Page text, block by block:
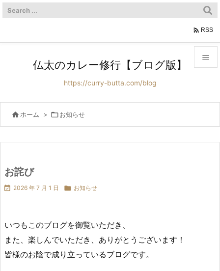



 RSS
仏太のカレー修行【ブログ版】
https://curry-butta.com/blog
 ホーム > お知らせ
お詫び
 2026 年 7 月 1 日  お知らせ
いつもこのブログを御覧いただき、
また、楽しんでいただき、ありがとうございます！
皆様のお陰で成り立っているブログです。